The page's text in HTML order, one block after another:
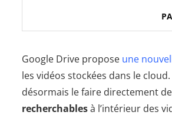
Google Drive propose une
les vidéos stockées dans le
désormais le faire directement
recherchablesà l’intérieur des